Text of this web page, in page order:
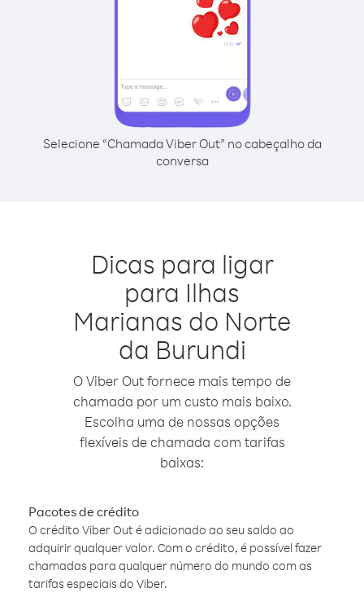
Selecione “Chamada Viber Out” no cabeçalho da
conversa
Dicas para ligar
para Ilhas
Marianas do Norte
da Burundi
O Viber Out fornece mais tempo de
chamada por um custo mais baixo.
Escolha uma de nossas opções
flexíveis de chamada com tarifas
baixas:
Pacotes de crédito
O crédito Viber Out é adicionado ao seu saldo ao
adquirir qualquer valor. Com o crédito, é possível fazer
chamadas para qualquer número do mundo com as
tarifas especiais do Viber.